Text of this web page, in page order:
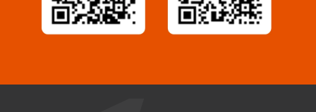
Саратов, ул. Танкистов, 37 (БЦ «Дикомп»)